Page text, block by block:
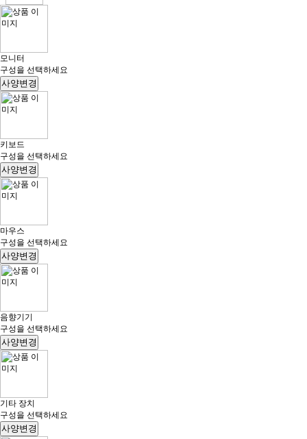
모니터
구성을 선택하세요
사양변경
키보드
구성을 선택하세요
사양변경
마우스
구성을 선택하세요
사양변경
음향기기
구성을 선택하세요
사양변경
기타 장치
구성을 선택하세요
사양변경